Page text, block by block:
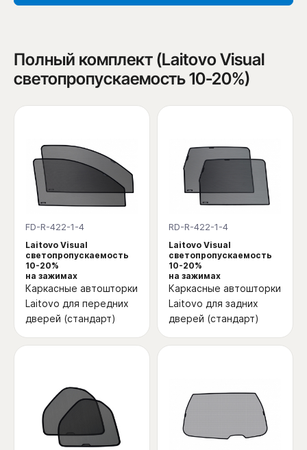
Полный комплект (Laitovo Visual
светопропускаемость 10-20%)
FD-R-422-1-4
Laitovo Visual
светопропускаемость
10-20%
на зажимах
Каркасные автошторки
Laitovo для передних
дверей (стандарт)
RD-R-422-1-4
Laitovo Visual
светопропускаемость
10-20%
на зажимах
Каркасные автошторки
Laitovo для задних
дверей (стандарт)